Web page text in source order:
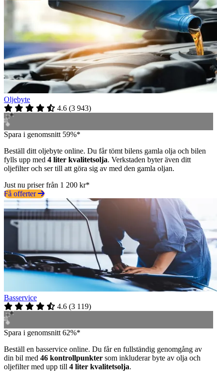
Oljebyte
4.6 (3 943)
Spara i genomsnitt 59%*
Beställ ditt oljebyte online. Du får tömt bilens gamla olja och bilen
fylls upp med 4 liter kvalitetsolja. Verkstaden byter även ditt
oljefilter och ser till att göra sig av med den gamla oljan.
Just nu priser från 1 200 kr*
Få offerter
Basservice
4.6 (3 119)
Spara i genomsnitt 62%*
Beställ en basservice online. Du får en fullständig genomgång av
din bil med 46 kontrollpunkter som inkluderar byte av olja och
oljefilter med upp till 4 liter kvalitetsolja.